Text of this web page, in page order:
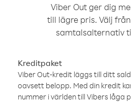
Viber Out ger dig
till lägre pris. Välj
samtalsalternativ
Kreditpaket
Viber Out-kredit läggs till ditt
oavsett belopp. Med din kredit
nummer i världen till Vibers låga